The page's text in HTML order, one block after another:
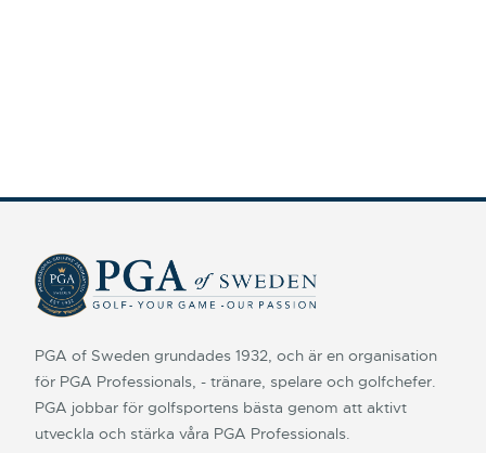
PGA of Sweden grundades 1932, och är en organisation
för PGA Professionals, - tränare, spelare och golfchefer.
PGA jobbar för golfsportens bästa genom att aktivt
utveckla och stärka våra PGA Professionals.